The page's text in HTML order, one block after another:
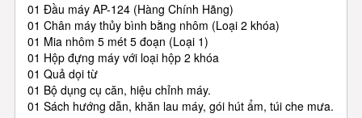
01 Đầu máy AP-124 (Hàng Chính Hãng)
01 Chân máy thủy bình bằng nhôm (Loại 2 khóa)
01 Mia nhôm 5 mét 5 đoạn (Loại 1)
01 Hộp đựng máy với loại hộp 2 khóa
01 Quả dọi từ
01 Bộ dụng cụ căn, hiệu chỉnh máy.
01 Sách hướng dẫn, khăn lau máy, gói hút ẩm, túi che mưa.